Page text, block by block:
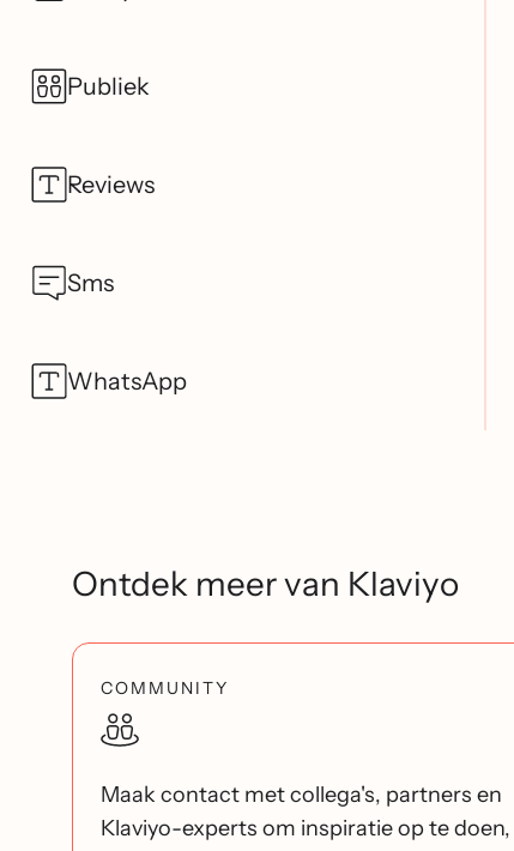
Publiek
Reviews
Sms
WhatsApp
Ontdek meer van Klaviyo
COMMUNITY
Maak contact met collega's, partners en
Klaviyo-experts om inspiratie op te doen,